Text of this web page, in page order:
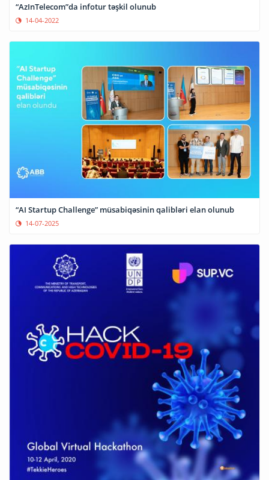
“AzInTelecom”da infotur təşkil olunub
14-04-2022
“AI Startup Challenge” müsabiqəsinin qalibləri elan olunub
14-07-2025